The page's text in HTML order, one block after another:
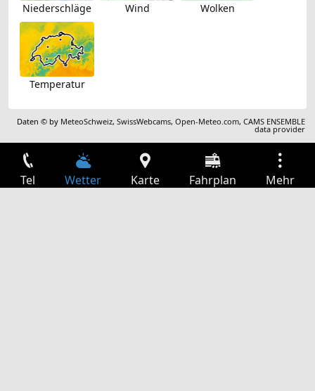
Niederschläge Wind Wolken
Temperatur
Daten © by MeteoSchweiz,SwissWebcams,Open-Meteo.com,CAMS ENSEMBLE
data provider
Tel Wetter Karte Fahrplan Mehr